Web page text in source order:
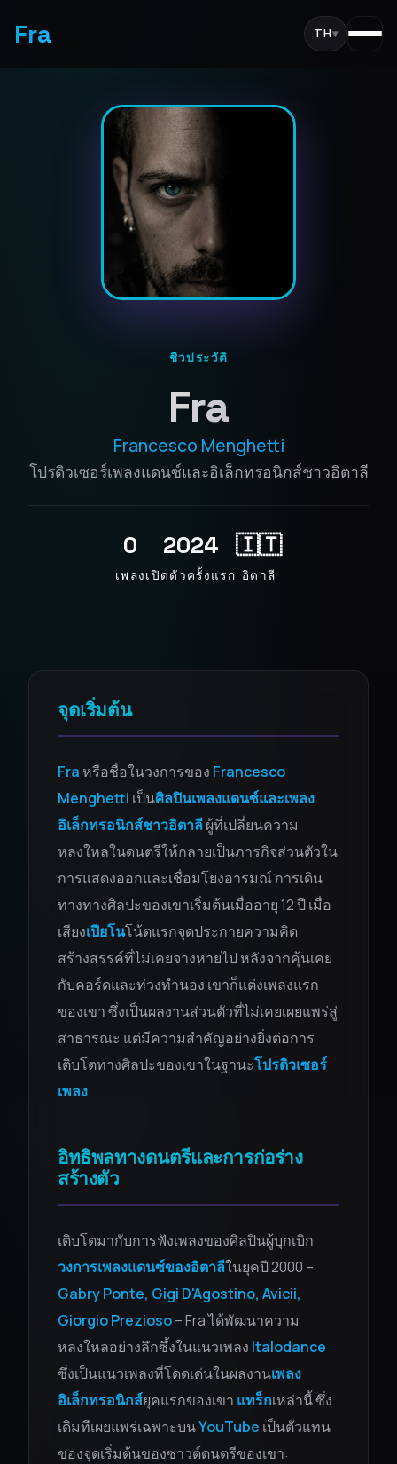
Fra TH▾
ชีวประวัติ
Fra
Francesco Menghetti
โปรดิวเซอร์เพลงแดนซ์และอิเล็กทรอนิกส์ชาวอิตาลี
0
เพลง
2024
เปิดตัวครั้งแรก
🇮🇹
อิตาลี
จุดเริ่มต้น
Fra หรือชื่อในวงการของ Francesco
Menghetti เป็นศิลปินเพลงแดนซ์และเพลง
อิเล็กทรอนิกส์ชาวอิตาลีผู้ที่เปลี่ยนความ
หลงใหลในดนตรีให้กลายเป็นภารกิจส่วนตัวใน
การแสดงออกและเชื่อมโยงอารมณ์ การเดิน
ทางทางศิลปะของเขาเริ่มต้นเมื่ออายุ 12 ปี เมื่อ
เสียงเปียโนโน้ตแรกจุดประกายความคิด
สร้างสรรค์ที่ไม่เคยจางหายไป หลังจากคุ้นเคย
กับคอร์ดและท่วงทำนอง เขาก็แต่งเพลงแรก
ของเขา ซึ่งเป็นผลงานส่วนตัวที่ไม่เคยเผยแพร่สู่
สาธารณะ แต่มีความสำคัญอย่างยิ่งต่อการ
เติบโตทางศิลปะของเขาในฐานะโปรดิวเซอร์
เพลง
อิทธิพลทางดนตรีและการก่อร่าง
สร้างตัว
เติบโตมากับการฟังเพลงของศิลปินผู้บุกเบิก
วงการเพลงแดนซ์ของอิตาลีในยุคปี 2000 –
Gabry Ponte, Gigi D'Agostino, Avicii,
Giorgio Prezioso– Fra ได้พัฒนาความ
หลงใหลอย่างลึกซึ้งในแนวเพลง Italodance
ซึ่งเป็นแนวเพลงที่โดดเด่นในผลงานเพลง
อิเล็กทรอนิกส์ยุคแรกของเขา แทร็กเหล่านี้ ซึ่ง
เดิมทีเผยแพร่เฉพาะบนYouTube เป็นตัวแทน
ของจุดเริ่มต้นของซาวด์ดนตรีของเขา: